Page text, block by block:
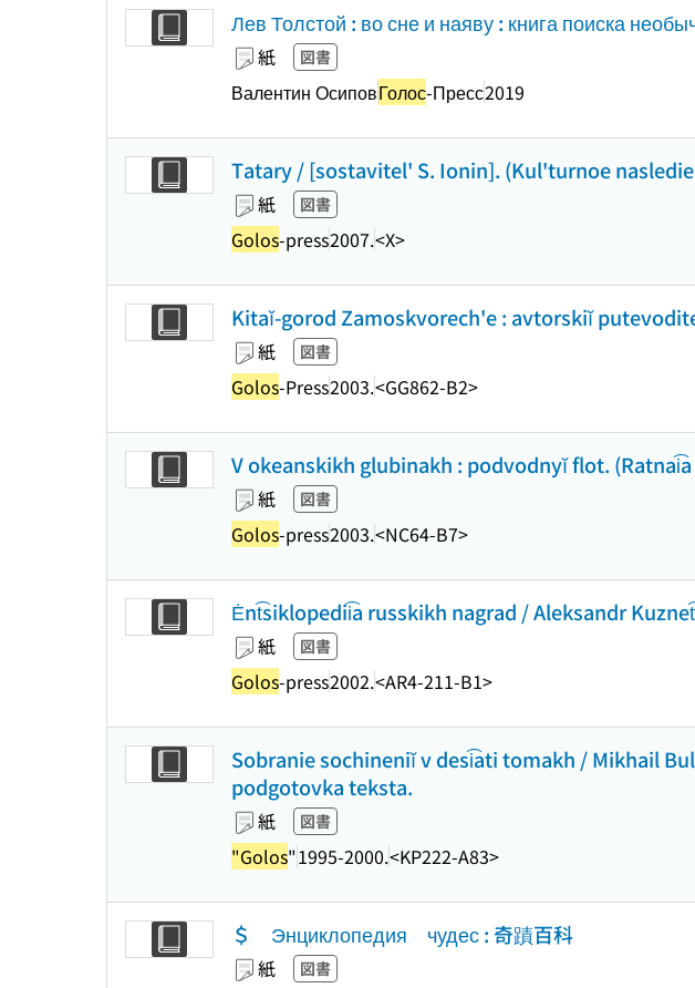
Лев Толстой : во сне и наяву : книга поиска
紙 図書
Валентин ОсиповГолос-Пресс2019
Tatary / [sostavitel' S. Ionin]. (Kul'turnoe
紙 図書
Golos-press2007.<X>
Kitaĭ-gorod Zamoskvorech'e : avtorskiĭ
紙 図書
Golos-Press2003.<GG862-B2>
V okeanskikh glubinakh : podvodnyĭ flot. (Ratnai͡a
紙 図書
Golos-press2003.<NC64-B7>
Ėnt͡siklopedii͡a russkikh nagrad / Aleksandr
紙 図書
Golos-press2002.<AR4-211-B1>
Sobranie sochineniĭ v desi͡ati tomakh / Mikhail
podgotovka teksta.
紙 図書
"Golos"1995-2000.<KP222-A83>
＄ Энциклопедия чудес : 奇蹟百科
紙 図書